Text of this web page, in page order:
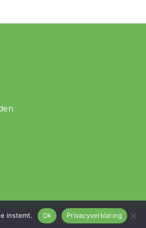
instemt. Ok Privacyverklaring